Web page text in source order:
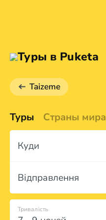
Туры в Puketa
Taizeme
Туры Страны мира
Куди
Відправлення
Тривалість